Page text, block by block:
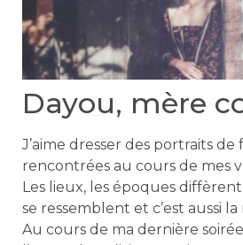
Dayou, mère
J’aime dresser des portraits de
rencontrées au cours de mes
Les lieux, les époques diffèrent
se ressemblent et c’est aussi
Au cours de ma dernière